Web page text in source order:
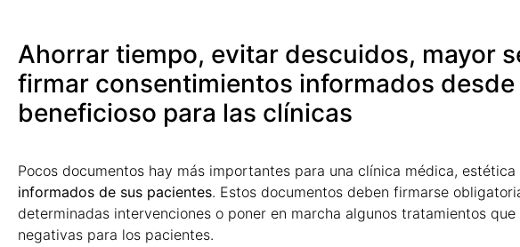
Ahorrar tiempo, evitar descuidos, mayor
firmar consentimientos informados desde
beneficioso para las clínicas
Pocos documentos hay más importantes para una clínica médica,
informados de sus pacientes. Estos documentos deben firmarse
determinadas intervenciones o poner en marcha algunos tratamientos
negativas para los pacientes.